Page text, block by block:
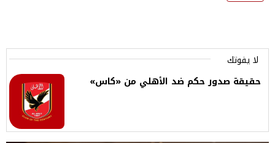
لا يفوتك
حقيقة صدور حكم ضد الأهلي من «كاس»